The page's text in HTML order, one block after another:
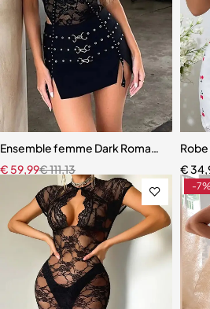
Ensemble femme Dark Romance –
€111,13
€ 59,99
€
-7%